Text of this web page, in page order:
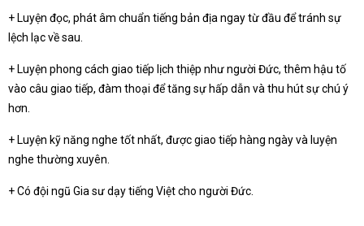
+ Luyện đọc, phát âm chuẩn tiếng bản địa ngay từ đầu để tránh sự
lệch lạc về sau.
+ Luyện phong cách giao tiếp lịch thiệp như người Đức, thêm hậu tố
vào câu giao tiếp, đàm thoại để tăng sự hấp dẫn và thu hút sự chú ý
hơn.
+ Luyện kỹ năng nghe tốt nhất, được giao tiếp hàng ngày và luyện
nghe thường xuyên.
+ Có đội ngũ Gia sư dạy tiếng Việt cho người Đức.